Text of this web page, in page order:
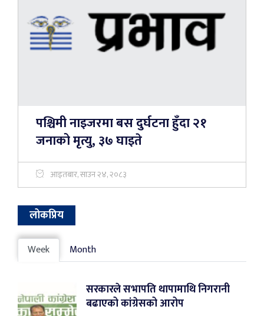
पश्चिमी नाइजरमा बस दुर्घटना हुँदा २१
जनाको मृत्यु, ३७ घाइते
आइतबार, साउन २४, २०८३
लोकप्रिय
Week Month
सरकारले सभापति थापामाथि निगरानी
बढाएको कांग्रेसको आरोप